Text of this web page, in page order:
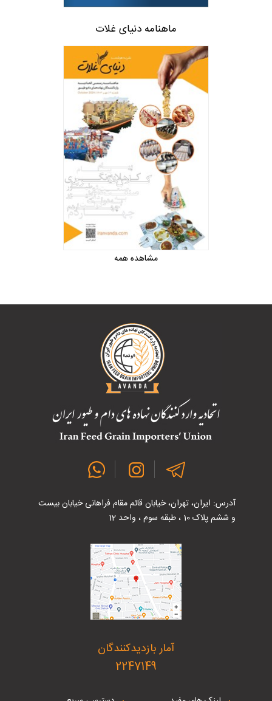
ماهنامه دنیای غلات
مشاهده همه
آدرس: ایران، تهران، خیابان قائم مقام فراهانی خیابان بیست
و ششم پلاک 10 ، طبقه سوم ، واحد 12
آمار بازدیدکنندگان
2247149